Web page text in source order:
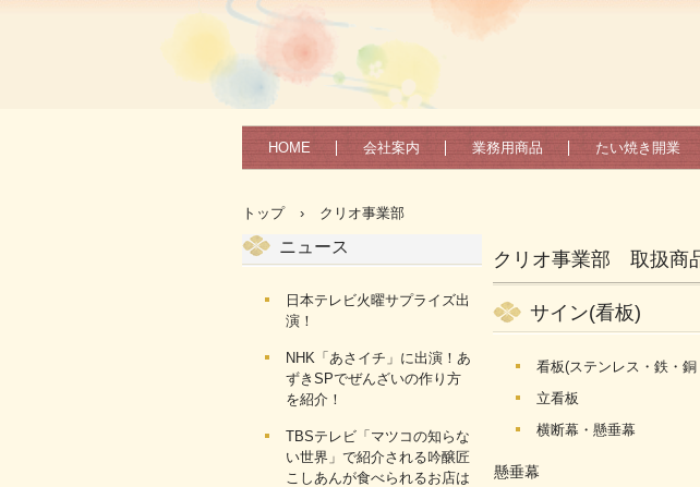
HOME 会社案内 業務用商品 たい焼き開業
トップ › クリオ事業部
クリオ事業部 取扱商
サイン(看板)
看板(ステンレス・鉄・
立看板
横断幕・懸垂幕
懸垂幕
ニュース
日本テレビ火曜サプライズ出
演！
NHK「あさイチ」に出演！あ
ずきSPでぜんざいの作り方
を紹介！
TBSテレビ「マツコの知らな
い世界」で紹介される吟醸匠
こしあんが食べられるお店は